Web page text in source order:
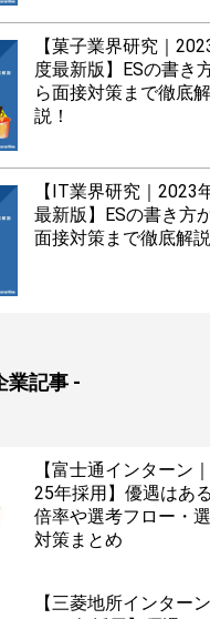
【菓子業界研究｜
度最新版】ESの書き
ら面接対策まで徹底解
説！
【IT業界研究｜2023
最新版】ESの書き方
面接対策まで徹底解説
業記事 -
【富士通インターン
25年採用】優遇はあ
倍率や選考フロー・
対策まとめ
【三菱地所インターン